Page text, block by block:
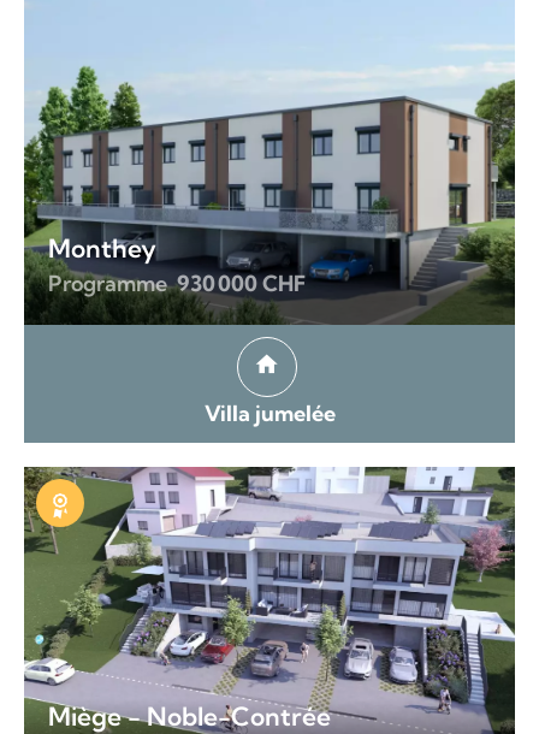
Monthey
Programme 930 000 CHF
Villa jumelée
Exclusivité
Miège - Noble-Contrée